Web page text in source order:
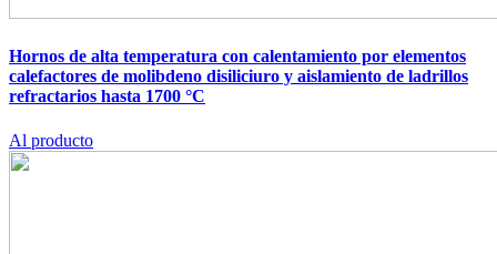
Hornos de alta temperatura con calentamiento por elementos
calefactores de molibdeno disiliciuro y aislamiento de ladrillos
refractarios hasta 1700 °C
Al producto